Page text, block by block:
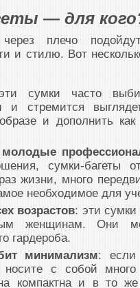
— для
через плечо
и стилю. Вот
сумки часто
и стремится
и дополнить
молодые
сумки-багеты
жизни, много
необходимое для
возрастов: эти
женщинам. Они
гардероба.
минимализм: если
с собой много
компактна и в то